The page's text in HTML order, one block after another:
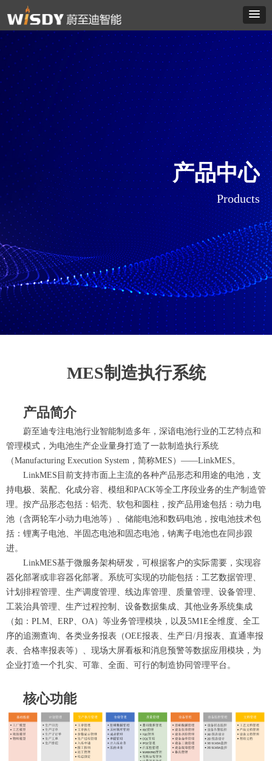
MES制造执行系统
产品简介
蔚至迪专注电池行业智能制造多年，深谙电池行业的工艺特点和
管理模式，为电池生产企业量身打造了一款制造执行系统
（Manufacturing Execution System，简称MES）——LinkMES。
LinkMES目前支持市面上主流的各种产品形态和用途的电池，支
持电极、装配、化成分容、模组和PACK等全工序段业务的生产制造管
理。按产品形态包括：铝壳、软包和圆柱，按产品用途包括：动力电
池（含两轮车小动力电池等）、储能电池和数码电池，按电池技术包
括：锂离子电池、半固态电池和固态电池，钠离子电池也在同步跟
进。
LinkMES基于微服务架构研发，可根据客户的实际需要，实现容
器化部署或非容器化部署。系统可实现的功能包括：工艺数据管理、
计划排程管理、生产调度管理、线边库管理、质量管理、设备管理、
工装治具管理、生产过程控制、设备数据集成、其他业务系统集成
（如：PLM、ERP、OA）等业务管理模块，以及5M1E全维度、全工
序的追溯查询、各类业务报表（OEE报表、生产日/月报表、直通率报
表、合格率报表等）、现场大屏看板和消息预警等数据应用模块，为
企业打造一个扎实、可靠、全面、可行的制造协同管理平台。
核心功能
产品中心
Products